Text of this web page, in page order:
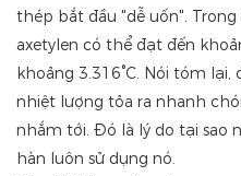
thép bắt đầu "dễ uốn".
axetylen có thể đạt đến
khoảng 3.316°C. Nói tóm
nhiệt lượng tỏa ra nhanh
nhắm tới. Đó là lý do tại sao
hàn luôn sử dụng nó.